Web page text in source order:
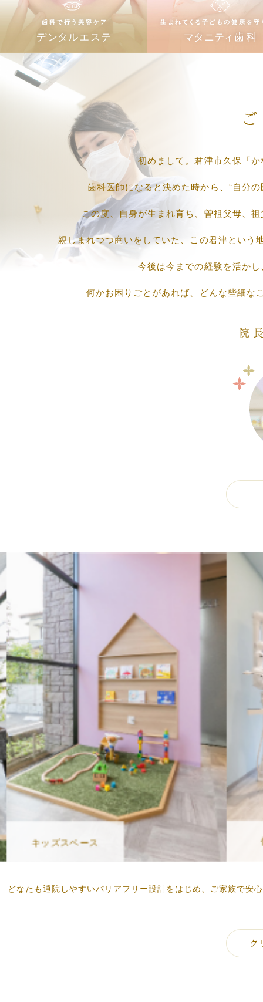
初めまして。君津市久保「
歯科医師になると決めた時から、“自分
この度、自身が生まれ育ち、曽祖父母、
親しまれつつ商いをしていた、この君津という
今後は今までの経験を活か
何かお困りごとがあれば、どんな些細な
ペース
どなたも通院しやすいバリアフリー設計をはじめ、ご家族で安